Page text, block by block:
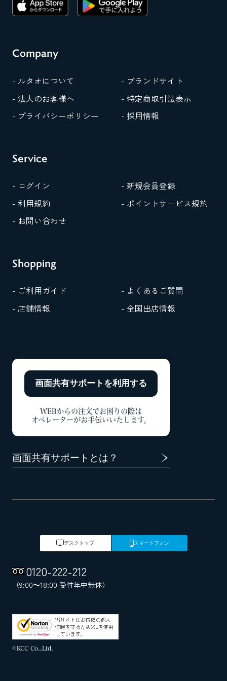
Company
- ルタオについて
- ブランドサイト
- 法人のお客様へ
- 特定商取引法表示
- プライバシーポリシー
- 採用情報
Service
- ログイン
- 新規会員登録
- 利用規約
- ポイントサービス規約
- お問い合わせ
Shopping
- ご利用ガイド
- よくあるご質問
- 店舗情報
- 全国出店情報
画面共有サポートを利用する
WEBからの注文でお困りの際は
オペレーターがお手伝いいたします。
画面共有サポートとは？
デスクトップ スマートフォン
0120-222-212
（9:00～18:00 受付年中無休）
©KCC Co.,Ltd.